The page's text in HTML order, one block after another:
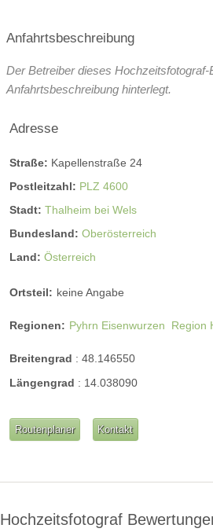
Anfahrtsbeschreibung
Der Betreiber dieses Hochzeitsfotograf-
Anfahrtsbeschreibung hinterlegt.
Adresse
Straße: Kapellenstraße 24
Postleitzahl: PLZ 4600
Stadt: Thalheim bei Wels
Bundesland: Oberösterreich
Land: Österreich
Ortsteil: keine Angabe
Regionen: Pyhrn Eisenwurzen Region
Breitengrad : 48.146550
Längengrad : 14.038090
Routenplaner Kontakt
Hochzeitsfotograf